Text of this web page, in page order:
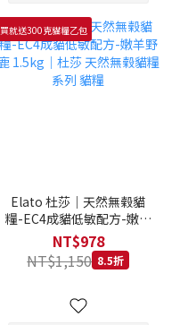
買就送300克貓糧乙包
Elato 杜莎｜天然無榖貓
糧-EC4成貓低敏配方-嫩羊
野鹿 1.5kg｜杜莎 天然無
榖貓糧系列 貓糧
NT$978
NT$1,150 8.5折